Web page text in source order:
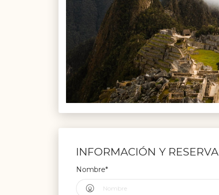
INFORMACIÓN Y RESERVA
Nombre*